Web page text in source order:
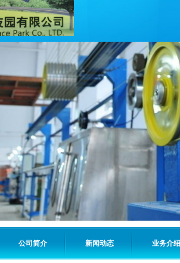
公司简介 新闻动态 业务介绍